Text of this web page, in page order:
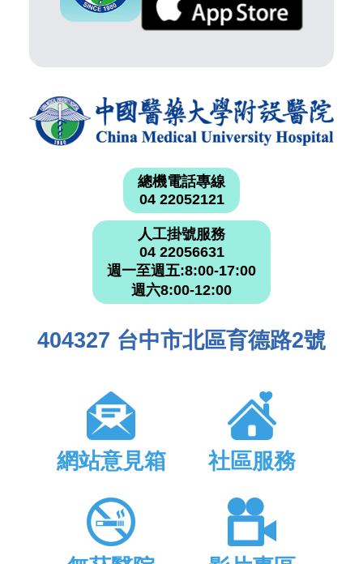
總機電話專線
04 22052121
人工掛號服務
04 22056631
週一至週五:8:00-17:00
週六8:00-12:00
404327 台中市北區育德路2號
網站意見箱 社區服務